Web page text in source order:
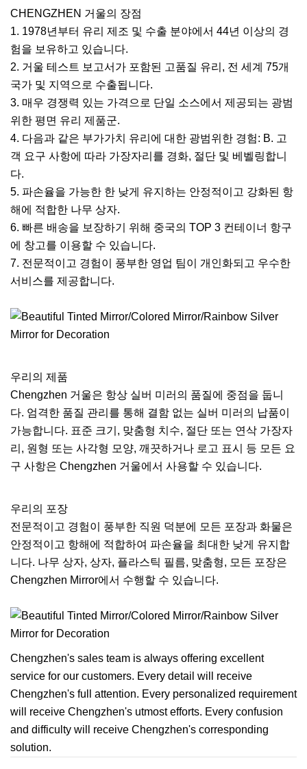
CHENGZHEN 거울의 장점
1. 1978년부터 유리 제조 및 수출 분야에서 44년 이상의 경
험을 보유하고 있습니다.
2. 거울 테스트 보고서가 포함된 고품질 유리, 전 세계 75개
국가 및 지역으로 수출됩니다.
3. 매우 경쟁력 있는 가격으로 단일 소스에서 제공되는 광범
위한 평면 유리 제품군.
4. 다음과 같은 부가가치 유리에 대한 광범위한 경험: B. 고
객 요구 사항에 따라 가장자리를 경화, 절단 및 베벨링합니
다.
5. 파손율을 가능한 한 낮게 유지하는 안정적이고 강화된 항
해에 적합한 나무 상자.
6. 빠른 배송을 보장하기 위해 중국의 TOP 3 컨테이너 항구
에 창고를 이용할 수 있습니다.
7. 전문적이고 경험이 풍부한 영업 팀이 개인화되고 우수한
서비스를 제공합니다.
우리의 제품
Chengzhen 거울은 항상 실버 미러의 품질에 중점을 둡니
다. 엄격한 품질 관리를 통해 결함 없는 실버 미러의 납품이
가능합니다. 표준 크기, 맞춤형 치수, 절단 또는 연삭 가장자
리, 원형 또는 사각형 모양, 깨끗하거나 로고 표시 등 모든 요
구 사항은 Chengzhen 거울에서 사용할 수 있습니다.
우리의 포장
전문적이고 경험이 풍부한 직원 덕분에 모든 포장과 화물은
안정적이고 항해에 적합하여 파손율을 최대한 낮게 유지합
니다. 나무 상자, 상자, 플라스틱 필름, 맞춤형, 모든 포장은
Chengzhen Mirror에서 수행할 수 있습니다.
Chengzhen's sales team is always offering excellent
service for our customers. Every detail will receive
Chengzhen's full attention. Every personalized requirement
will receive Chengzhen's utmost efforts. Every confusion
and difficulty will receive Chengzhen's corresponding
solution.